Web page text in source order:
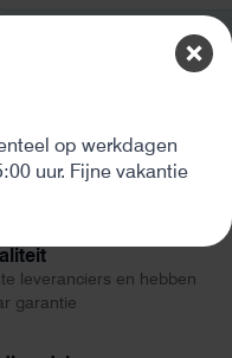
leveranciers en hebben
garantie
op werkdagen
uur. Fijne vakantie